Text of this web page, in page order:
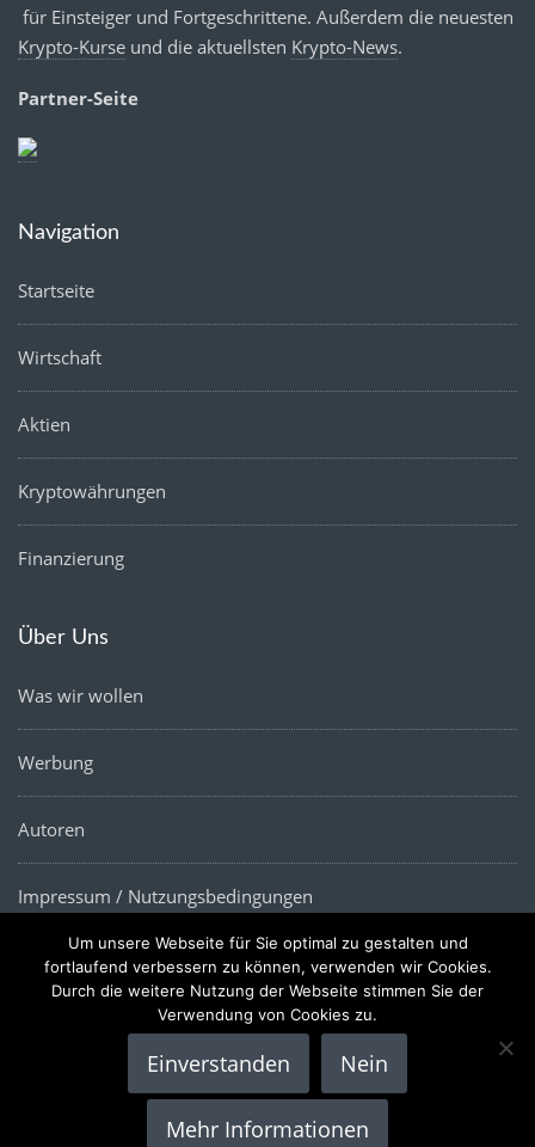
für Einsteiger und Fortgeschrittene. Außerdem die neuesten
Krypto-Kurse und die aktuellsten Krypto-News.
Partner-Seite
Navigation
Startseite
Wirtschaft
Aktien
Kryptowährungen
Finanzierung
Über Uns
Was wir wollen
Werbung
Autoren
Impressum / Nutzungsbedingungen
Datenschutz
Copyright © 2022 |Die Wirtschaftsnews- Alle Rechte
Um unsere Webseite für Sie optimal zu gestalten und
fortlaufend verbessern zu können, verwenden wir Cookies.
Durch die weitere Nutzung der Webseite stimmen Sie der
Verwendung von Cookies zu.
Einverstanden Nein
Mehr Informationen